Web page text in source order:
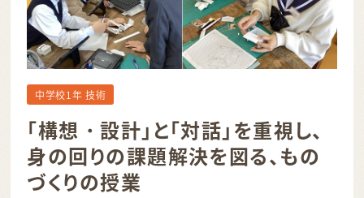
中学校1年 技術
「構想・設計」と「対話」を重視し、
身の回りの課題解決を図る、もの
づくりの授業